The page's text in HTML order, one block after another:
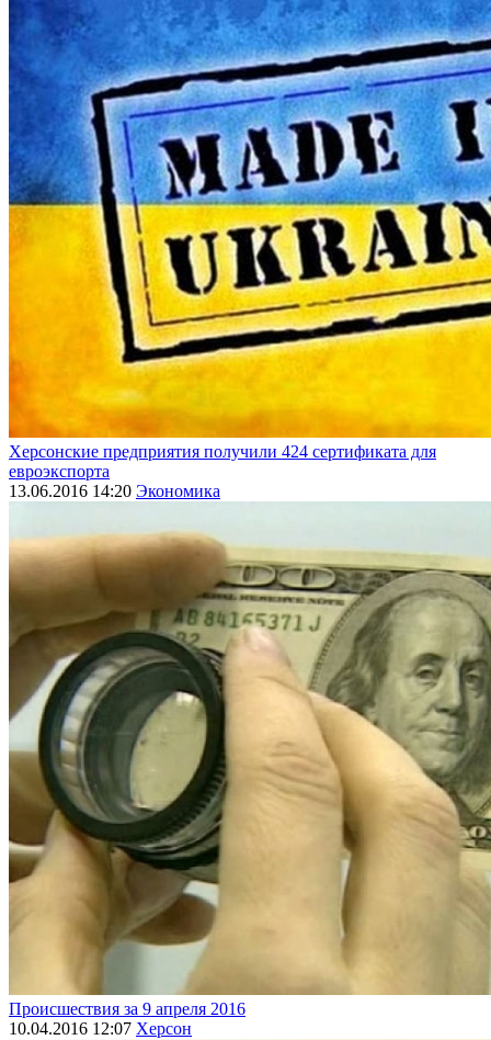
Херсонские предприятия получили 424 сертификата для
евроэкспорта
13.06.2016 14:20 Экономика
Происшествия за 9 апреля 2016
10.04.2016 12:07 Херсон